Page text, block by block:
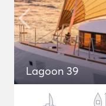
Lagoon 39